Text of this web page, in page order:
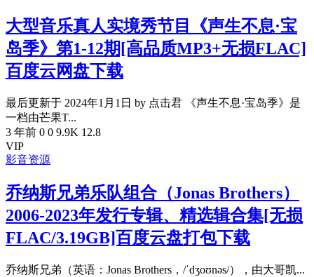
大型音乐真人实境秀节目《声生不息·宝
岛季》第1-12期[高品质MP3+无损FLAC]
百度云网盘下载
最后更新于 2024年1月1日 by 点击君 《声生不息·宝岛季》是
一档由芒果T...
3 年前 0 0 9.9K 12.8
VIP
影音资源
乔纳斯兄弟乐队组合（Jonas Brothers）
2006-2023年发行专辑、精选辑合集[无损
FLAC/3.19GB]百度云盘打包下载
乔纳斯兄弟（英语：Jonas Brothers，/ˈdʒoʊnəs/），由大哥凯...